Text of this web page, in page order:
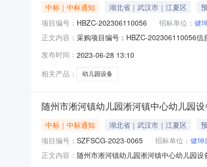
中标｜中标通知 湖北省｜武汉市｜江夏区
项目编号： HBZC-202306110056 招标单位： 健
正文内容： 采购项目编号：HBZC-202306110056
级|阅读次数：一、项目编号SZFSCG-
发布时间： 2023-06-28 13:10
相关产品：
幼儿园设备
随州市淅河镇幼儿园淅河镇中心幼儿园
中标｜中标通知 湖北省｜武汉市｜江夏区
项目编号： SZFSCG-2023-0065 招标单位： 健坤
正文内容： 随州市淅河镇幼儿园淅河镇中心幼儿园